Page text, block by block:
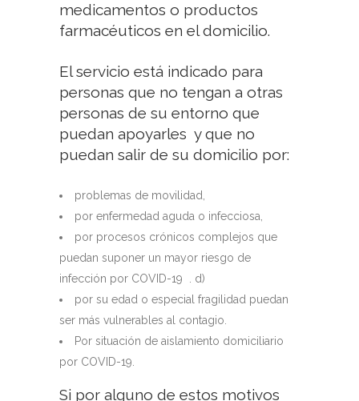
medicamentos o productos
farmacéuticos en el domicilio.
El servicio está indicado para
personas que no tengan a otras
personas de su entorno que
puedan apoyarles y que no
puedan salir de su domicilio por:
problemas de movilidad,
por enfermedad aguda o infecciosa,
por procesos crónicos complejos que
puedan suponer un mayor riesgo de
infección por COVID-19 . d)
por su edad o especial fragilidad puedan
ser más vulnerables al contagio.
Por situación de aislamiento domiciliario
por COVID-19.
Si por alguno de estos motivos